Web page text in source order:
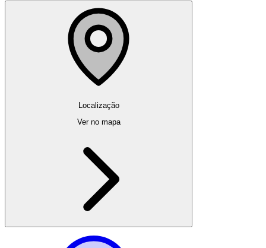
Localização
Ver no mapa